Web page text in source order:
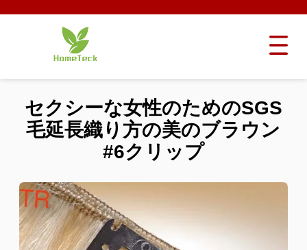
セクシーな女性のためのSGS
毛延長織り方の美のブラウン
#6クリップ